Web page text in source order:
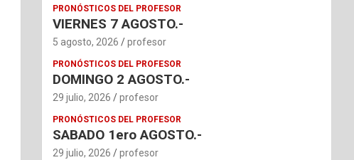
PRONÓSTICOS DEL PROFESOR
VIERNES 7 AGOSTO.-
5 agosto, 2026 profesor
PRONÓSTICOS DEL PROFESOR
DOMINGO 2 AGOSTO.-
29 julio, 2026 profesor
PRONÓSTICOS DEL PROFESOR
SABADO 1ero AGOSTO.-
29 julio, 2026 profesor